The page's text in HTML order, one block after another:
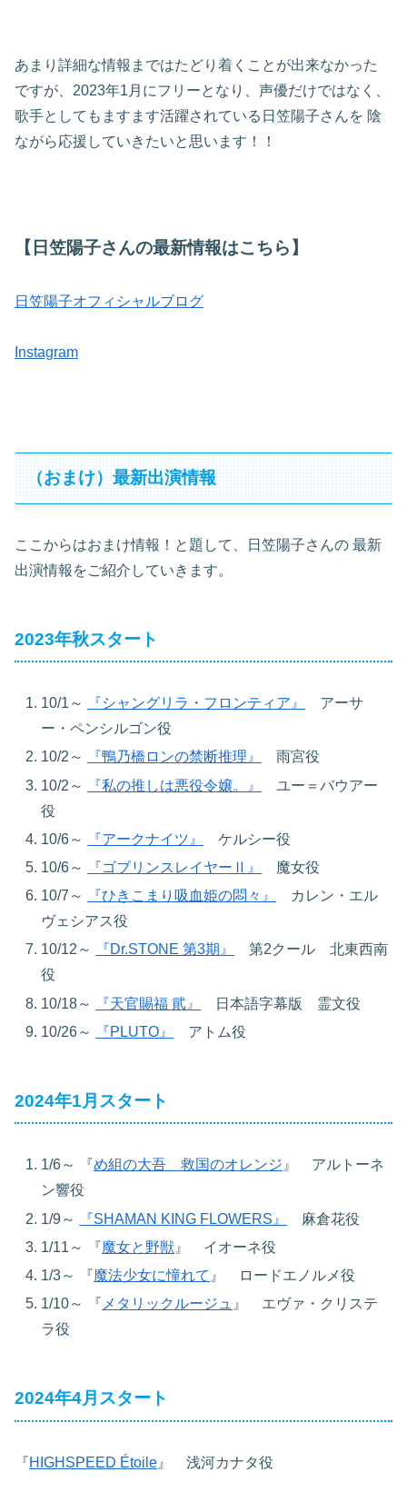
あまり詳細な情報まではたどり着くことが出来なかった
ですが、2023年1月にフリーとなり、声優だけではなく、
歌手としてもますます活躍されている日笠陽子さんを 陰
ながら応援していきたいと思います！！
【日笠陽子さんの最新情報はこちら】
日笠陽子オフィシャルブログ
Instagram
（おまけ）最新出演情報
ここからはおまけ情報！と題して、日笠陽子さんの 最新
出演情報をご紹介していきます。
2023年秋スタート
10/1～ 『シャングリラ・フロンティア』
アーサ
ー・ペンシルゴン役
10/2～
『鴨乃橋ロンの禁断推理』
雨宮役
10/2～
『私の推しは悪役令嬢。』
ユー＝バウアー
役
10/6～
『アークナイツ』
ケルシー役
10/6～
『ゴブリンスレイヤーⅡ』
魔女役
10/7～
『ひきこまり吸血姫の悶々』
カレン・エル
ヴェシアス役
10/12～
『Dr.STONE 第3期』
第2クール 北東西南
役
10/18～
『天官賜福 貮』
日本語字幕版 霊文役
10/26～
『PLUTO』 アトム役
2024年1月スタート
1/6～ 『め組の大吾 救国のオレンジ』 アルトーネ
ン響役
1/9～
『SHAMAN KING FLOWERS』
麻倉花役
1/11～
『魔女と野獣 』 イオーネ役
1/3～
『魔法少女に憧れて 』 ロードエノルメ役
1/10～
『 メタリックルージュ 』 エヴァ・クリステ
ラ役
2024年4月スタート
『HIGHSPEED Étoile 』 浅河カナタ役